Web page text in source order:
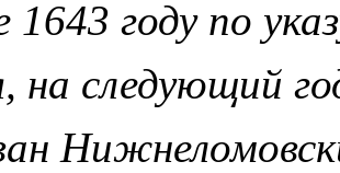
году по
на следующий